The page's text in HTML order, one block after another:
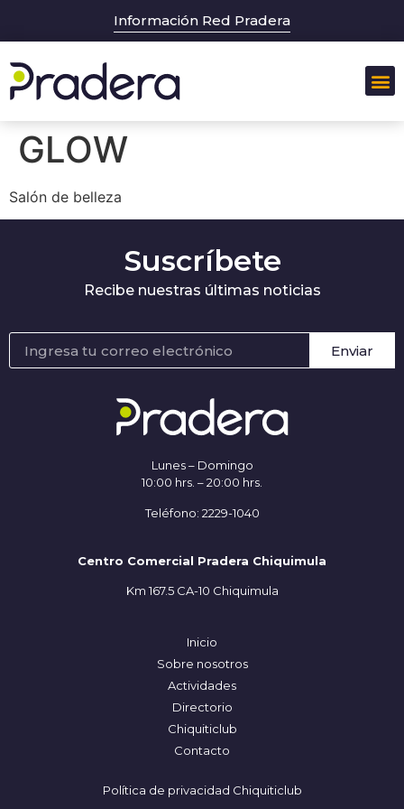
Información Red Pradera
GLOW
Salón de belleza
Suscríbete
Recibe nuestras últimas noticias
Enviar
Lunes – Domingo
10:00 hrs. – 20:00 hrs.
Teléfono: 2229-1040
Centro Comercial Pradera Chiquimula
Km 167.5 CA-10 Chiquimula
Inicio
Sobre nosotros
Actividades
Directorio
Chiquiticlub
Contacto
Política de privacidad Chiquiticlub